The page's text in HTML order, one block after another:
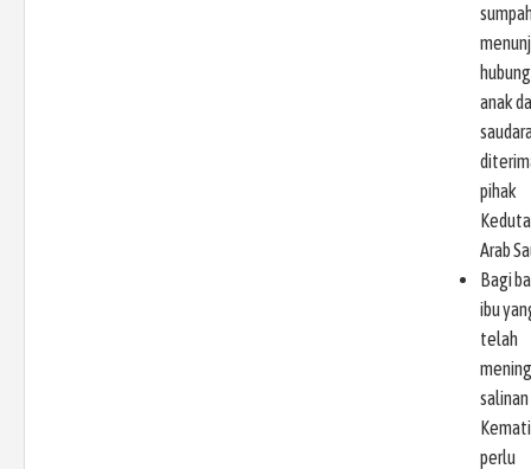
anak
pihak
Arab
Bagi
ibu
telah
perlu